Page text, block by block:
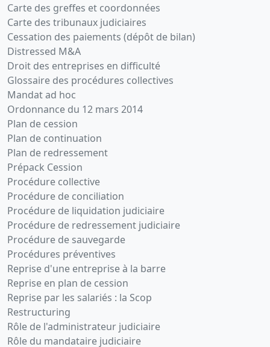
Carte des greffes et coordonnées
Carte des tribunaux judiciaires
Cessation des paiements (dépôt de bilan)
Distressed M&A
Droit des entreprises en difficulté
Glossaire des procédures collectives
Mandat ad hoc
Ordonnance du 12 mars 2014
Plan de cession
Plan de continuation
Plan de redressement
Prépack Cession
Procédure collective
Procédure de conciliation
Procédure de liquidation judiciaire
Procédure de redressement judiciaire
Procédure de sauvegarde
Procédures préventives
Reprise d'une entreprise à la barre
Reprise en plan de cession
Reprise par les salariés : la Scop
Restructuring
Rôle de l'administrateur judiciaire
Rôle du mandataire judiciaire